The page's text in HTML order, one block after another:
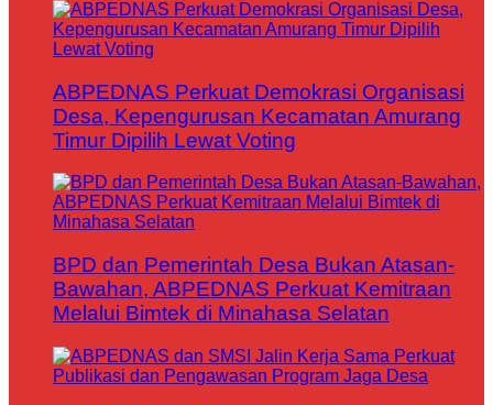
ABPEDNAS Perkuat Demokrasi Organisasi
Desa, Kepengurusan Kecamatan Amurang
Timur Dipilih Lewat Voting
BPD dan Pemerintah Desa Bukan Atasan-
Bawahan, ABPEDNAS Perkuat Kemitraan
Melalui Bimtek di Minahasa Selatan